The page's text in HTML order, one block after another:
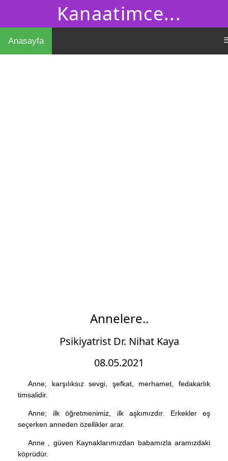
Kanaatimce...
Anasayfa
Annelere..
Psikiyatrist Dr. Nihat Kaya
08.05.2021
Anne; karşılıksız sevgi, şefkat, merhamet, fedakarlık
timsalidir.
Anne; ilk öğretmenimiz, ilk aşkımızdır. Erkekler eş
seçerken anneden özellikler arar.
Anne , güven Kaynaklarımızdan babamızla aramızdaki
köprüdür.